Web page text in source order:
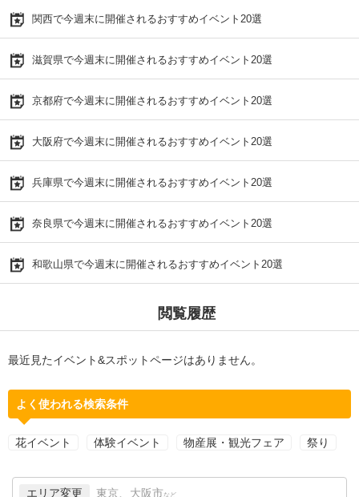
関西で今週末に開催されるおすすめイベント20選
滋賀県で今週末に開催されるおすすめイベント20選
京都府で今週末に開催されるおすすめイベント20選
大阪府で今週末に開催されるおすすめイベント20選
兵庫県で今週末に開催されるおすすめイベント20選
奈良県で今週末に開催されるおすすめイベント20選
和歌山県で今週末に開催されるおすすめイベント20選
閲覧履歴
最近見たイベント&スポットページはありません。
よく使われる検索条件
花イベント 体験イベント 物産展・観光フェア 祭り
エリア変更 東京、大阪市 など